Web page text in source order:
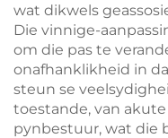
wat dikwels
Die vinnige-
om die pas te
onafhanklikheid in
steun se
toestande, van
pynbestuur, wat die